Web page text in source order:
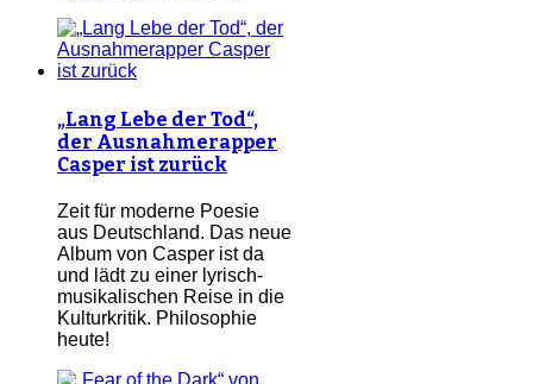
„Lang Lebe der Tod“,
der Ausnahmerapper
Casper ist zurück
Zeit für moderne Poesie
aus Deutschland. Das neue
Album von Casper ist da
und lädt zu einer lyrisch-
musikalischen Reise in die
Kulturkritik. Philosophie
heute!